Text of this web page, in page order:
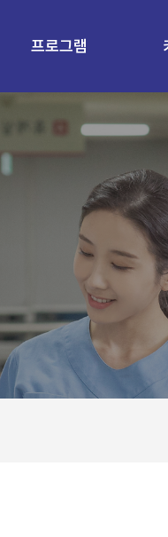
프로그램